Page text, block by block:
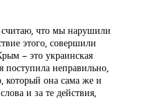
что мы нарушили
этого, совершили
– это украинская
поступила неправильно,
она сама же и
и за те действия,